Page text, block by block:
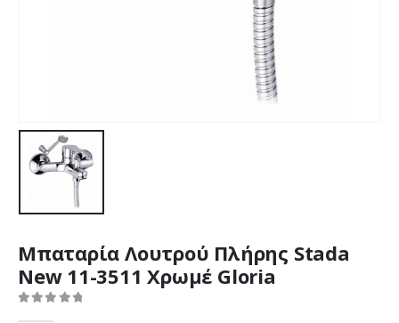
Μπαταρία Λουτρού Πλήρης Stada
New 11-3511 Χρωμέ Gloria